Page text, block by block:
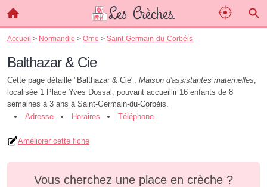
Accueil > Normandie > Orne > Saint-Germain-du-Corbéis
Balthazar & Cie
Cette page détaille "Balthazar & Cie", Maison d'assistantes maternelles,
localisée 1 Place Yves Dossal, pouvant accueillir 16 enfants de 8
semaines à 3 ans à Saint-Germain-du-Corbéis.
Adresse
Horaires Téléphone
Améliorer cette fiche
Vous cherchez une place en crèche ?